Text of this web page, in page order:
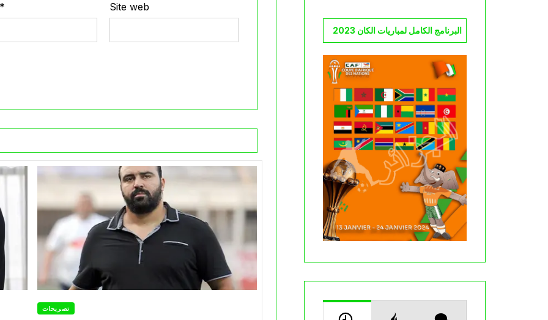
* Site web
تصريحات
البرنامج الكامل لمباريات الكان 2023